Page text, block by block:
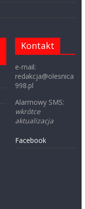
Kontakt
e-mail:
redakcja@olesnica
998.pl
Alarmowy SMS:
wkrótce
aktualizacja
Facebook